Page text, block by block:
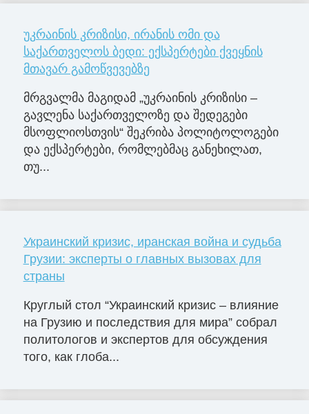
უკრაინის კრიზისი, ირანის ომი და
საქართველოს ბედი: ექსპერტები ქვეყნის
მთავარ გამოწვევებზე
მრგვალმა მაგიდამ „უკრაინის კრიზისი –
გავლენა საქართველოზე და შედეგები
მსოფლიოსთვის“ შეკრიბა პოლიტოლოგები
და ექსპერტები, რომლებმაც განეხილათ,
თუ...
Украинский кризис, иранская война и судьба
Грузии: эксперты о главных вызовах для
страны
Круглый стол “Украинский кризис – влияние
на Грузию и последствия для мира” собрал
политологов и экспертов для обсуждения
того, как глоба...